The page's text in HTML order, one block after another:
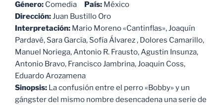
Género: Comedia País: México
Dirección:Juan Bustillo Oro
Interpretación: Mario Moreno «Cantinflas», Joaquín
Pardavé, Sara García, Sofía Álvarez , Dolores Camarillo,
Manuel Noriega, Antonio R. Frausto, Agustin Insunza,
Antonio Bravo, Francisco Jambrina, Joaquin Coss,
Eduardo Arozamena
Sinopsis: La confusión entre el perro «Bobby» y un
gángster del mismo nombre desencadena una serie de